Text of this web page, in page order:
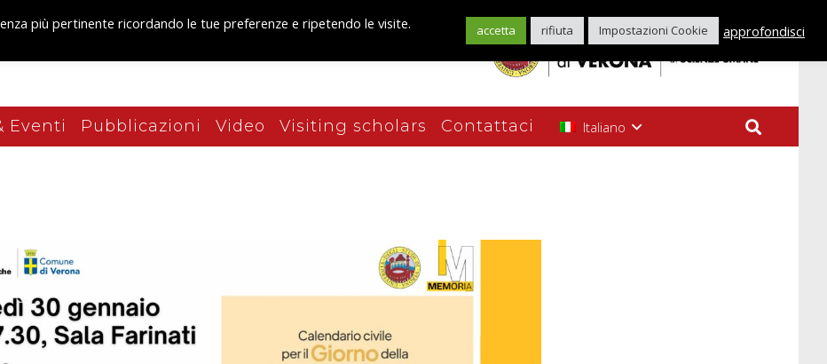
Eventi Pubblicazioni Video Visiting scholars Contattaci Italiano
più pertinente ricordando le tue preferenze e ripetendo le visite.
accetta rifiuta Impostazioni Cookie approfondisci